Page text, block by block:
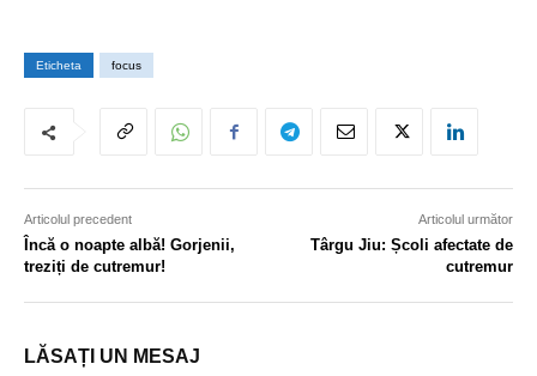
Eticheta focus
Articolul precedent
Încă o noapte albă! Gorjenii,
treziți de cutremur!
Articolul următor
Târgu Jiu: Școli afectate de
cutremur
LĂSAȚI UN MESAJ